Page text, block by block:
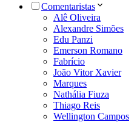
Comentaristas
Alê Oliveira
Alexandre Simões
Edu Panzi
Emerson Romano
Fabrício
João Vitor Xavier
Marques
Nathália Fiuza
Thiago Reis
Wellington Campos